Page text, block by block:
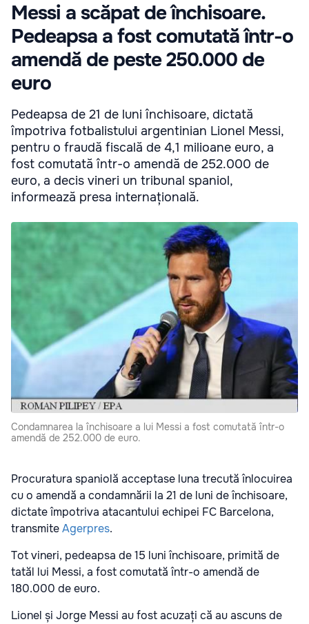
Messi a scăpat de închisoare.
Pedeapsa a fost comutată într-o
amendă de peste 250.000 de
euro
Pedeapsa de 21 de luni închisoare, dictată
împotriva fotbalistului argentinian Lionel Messi,
pentru o fraudă fiscală de 4,1 milioane euro, a
fost comutată într-o amendă de 252.000 de
euro, a decis vineri un tribunal spaniol,
informează presa internațională.
Condamnarea la închisoare a lui Messi a fost comutată într-o
amendă de 252.000 de euro.
Procuratura spaniolă acceptase luna trecută înlocuirea
cu o amendă a condamnării la 21 de luni de închisoare,
dictate împotriva atacantului echipei FC Barcelona,
transmiteAgerpres.
Tot vineri, pedeapsa de 15 luni închisoare, primită de
tatăl lui Messi, a fost comutată într-o amendă de
180.000 de euro.
Lionel și Jorge Messi au fost acuzați că au ascuns de